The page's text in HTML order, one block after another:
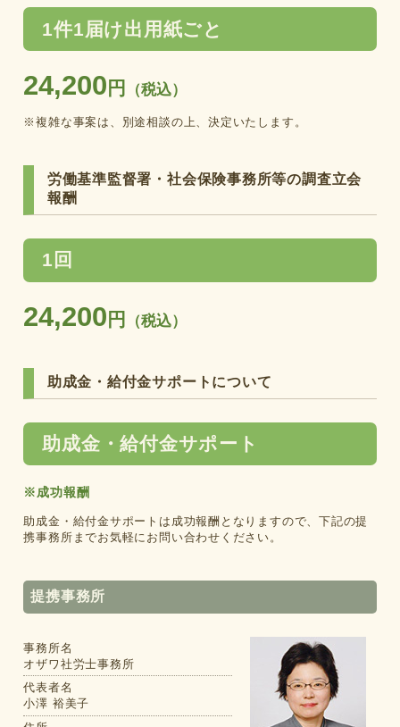
1件1届け出用紙ごと
24,200 円 （税込）
※複雑な事案は、別途相談の上、決定いたします。
労働基準監督署・社会保険事務所等の調査立会
報酬
1回
24,200 円 （税込）
助成金・給付金サポートについて
助成金・給付金サポート
※成功報酬
助成金・給付金サポートは成功報酬となりますので、下記の提
携事務所までお気軽にお問い合わせください。
提携事務所
事務所名
オザワ社労士事務所
代表者名
小澤 裕美子